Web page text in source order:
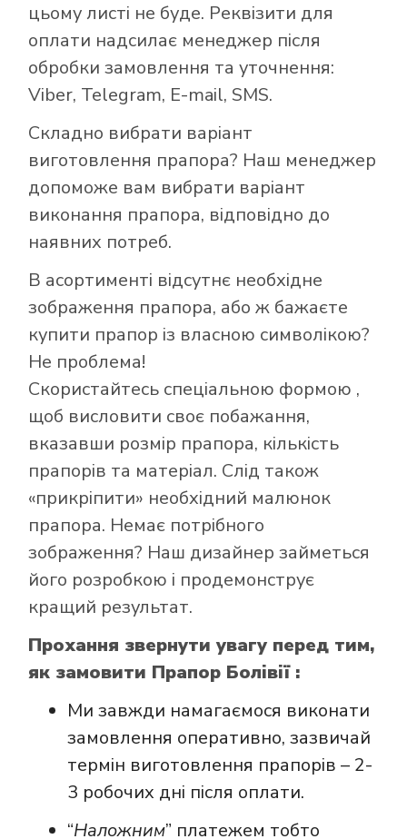
цьому листі не буде. Реквізити для
оплати надсилає менеджер після
обробки замовлення та уточнення:
Viber, Telegram, E-mail, SMS.
Складно вибрати варіант
виготовлення прапора? Наш менеджер
допоможе вам вибрати варіант
виконання прапора, відповідно до
наявних потреб.
В асортименті відсутнє необхідне
зображення прапора, або ж бажаєте
купити прапор із власною символікою?
Не проблема!
Скористайтесь спеціальною формою ,
щоб висловити своє побажання,
вказавши розмір прапора, кількість
прапорів та матеріал. Слід також
«прикріпити» необхідний малюнок
прапора. Немає потрібного
зображення? Наш дизайнер займеться
його розробкою і продемонструє
кращий результат.
Прохання звернути увагу перед тим,
як замовити Прапор Болівії :
Ми завжди намагаємося виконати
замовлення оперативно, зазвичай
термін виготовлення прапорів – 2-
3 робочих дні після оплати.
“Наложним” платежем тобто
Як купити прапор
в інтернет-
магазині Лакор: